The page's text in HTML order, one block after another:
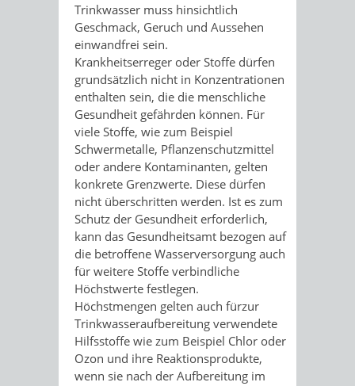
Trinkwasser muss hinsichtlich
Geschmack, Geruch und Aussehen
einwandfrei sein.
Krankheitserreger oder Stoffe dürfen
grundsätzlich nicht in Konzentrationen
enthalten sein, die die menschliche
Gesundheit gefährden können. Für
viele Stoffe, wie zum Beispiel
Schwermetalle, Pflanzenschutzmittel
oder andere Kontaminanten, gelten
konkrete Grenzwerte. Diese dürfen
nicht überschritten werden. Ist es zum
Schutz der Gesundheit erforderlich,
kann das Gesundheitsamt bezogen auf
die betroffene Wasserversorgung auch
für weitere Stoffe verbindliche
Höchstwerte festlegen.
Höchstmengen gelten auch fürzur
Trinkwasseraufbereitung verwendete
Hilfsstoffe wie zum Beispiel Chlor oder
Ozon und ihre Reaktionsprodukte,
wenn sie nach der Aufbereitung im